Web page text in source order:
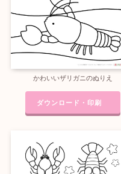
かわいいザリガニのぬりえ
ダウンロード・印刷